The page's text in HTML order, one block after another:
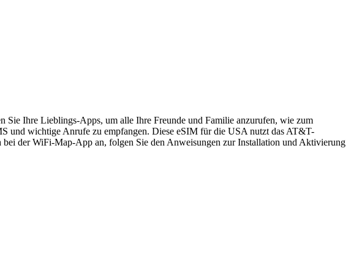
Ihre Lieblings-Apps, um alle Ihre Freunde und Familie anzurufen, wie zum
und wichtige Anrufe zu empfangen. Diese eSIM für die USA nutzt das AT&T-
der WiFi-Map-App an, folgen Sie den Anweisungen zur Installation und Aktivierung